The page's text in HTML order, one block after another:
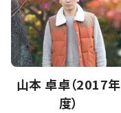
山本 卓卓（2017年
度）